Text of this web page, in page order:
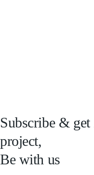
Subscribe &
project,
Be with us